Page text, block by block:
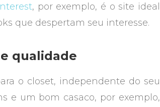
, por exemplo, é o site ideal
que despertam seu interesse.
qualidade
o closet, independente do seu
e um bom casaco, por exemplo,